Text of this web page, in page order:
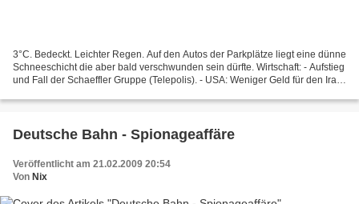
3°C. Bedeckt. Leichter Regen. Auf den Autos der Parkplätze liegt eine dünne
Schneeschicht die aber bald verschwunden sein dürfte. Wirtschaft: - Aufstieg
und Fall der Schaeffler Gruppe (Telepolis). - USA: Weniger Geld für den Irak.
Deutsche Bahn - Spionageaffäre
Veröffentlicht am 21.02.2009 20:54
Von Nix